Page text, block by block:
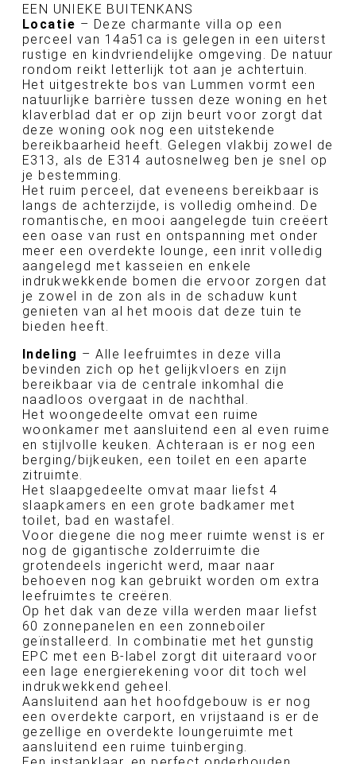
EEN UNIEKE BUITENKANS
Locatie – Deze charmante villa op een
perceel van 14a51ca is gelegen in een uiterst
rustige en kindvriendelijke omgeving. De natuur
rondom reikt letterlijk tot aan je achtertuin.
Het uitgestrekte bos van Lummen vormt een
natuurlijke barrière tussen deze woning en het
klaverblad dat er op zijn beurt voor zorgt dat
deze woning ook nog een uitstekende
bereikbaarheid heeft. Gelegen vlakbij zowel de
E313, als de E314 autosnelweg ben je snel op
je bestemming.
Het ruim perceel, dat eveneens bereikbaar is
langs de achterzijde, is volledig omheind. De
romantische, en mooi aangelegde tuin creëert
een oase van rust en ontspanning met onder
meer een overdekte lounge, een inrit volledig
aangelegd met kasseien en enkele
indrukwekkende bomen die ervoor zorgen dat
je zowel in de zon als in de schaduw kunt
genieten van al het moois dat deze tuin te
bieden heeft.
Indeling – Alle leefruimtes in deze villa
bevinden zich op het gelijkvloers en zijn
bereikbaar via de centrale inkomhal die
naadloos overgaat in de nachthal.
Het woongedeelte omvat een ruime
woonkamer met aansluitend een al even ruime
en stijlvolle keuken. Achteraan is er nog een
berging/bijkeuken, een toilet en een aparte
zitruimte.
Het slaapgedeelte omvat maar liefst 4
slaapkamers en een grote badkamer met
toilet, bad en wastafel.
Voor diegene die nog meer ruimte wenst is er
nog de gigantische zolderruimte die
grotendeels ingericht werd, maar naar
behoeven nog kan gebruikt worden om extra
leefruimtes te creëren.
Op het dak van deze villa werden maar liefst
60 zonnepanelen en een zonneboiler
geïnstalleerd. In combinatie met het gunstig
EPC met een B-label zorgt dit uiteraard voor
een lage energierekening voor dit toch wel
indrukwekkend geheel.
Aansluitend aan het hoofdgebouw is er nog
een overdekte carport, en vrijstaand is er de
gezellige en overdekte loungeruimte met
aansluitend een ruime tuinberging.